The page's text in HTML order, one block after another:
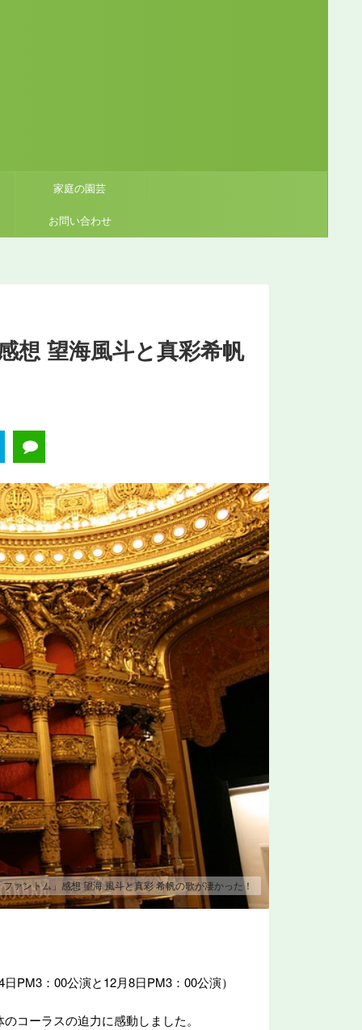
家庭の園芸
お問い合わせ
想 望海風斗と真彩希帆
ァントム」感想 望海 風斗と真彩 希帆の歌が凄かった！
PM3：00公演と12月8日PM3：00公演）
コーラスの迫力に感動しました。